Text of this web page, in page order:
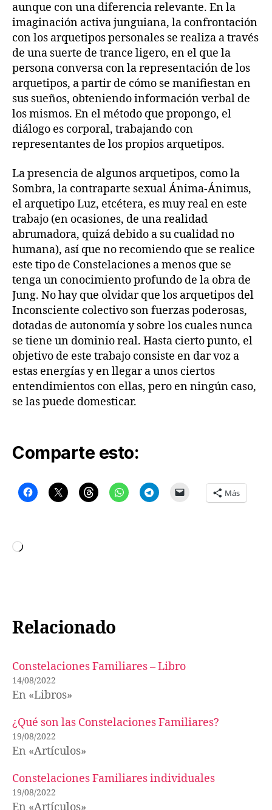
aunque con una diferencia relevante. En la
imaginación activa junguiana, la confrontación
con los arquetipos personales se realiza a través
de una suerte de trance ligero, en el que la
persona conversa con la representación de los
arquetipos, a partir de cómo se manifiestan en
sus sueños, obteniendo información verbal de
los mismos. En el método que propongo, el
diálogo es corporal, trabajando con
representantes de los propios arquetipos.
La presencia de algunos arquetipos, como la
Sombra, la contraparte sexual Ánima-Ánimus,
el arquetipo Luz, etcétera, es muy real en este
trabajo (en ocasiones, de una realidad
abrumadora, quizá debido a su cualidad no
humana), así que no recomiendo que se realice
este tipo de Constelaciones a menos que se
tenga un conocimiento profundo de la obra de
Jung. No hay que olvidar que los arquetipos del
Inconsciente colectivo son fuerzas poderosas,
dotadas de autonomía y sobre los cuales nunca
se tiene un dominio real. Hasta cierto punto, el
objetivo de este trabajo consiste en dar voz a
estas energías y en llegar a unos ciertos
entendimientos con ellas, pero en ningún caso,
se las puede domesticar.
Comparte esto:
Más
Relacionado
Constelaciones Familiares – Libro
14/08/2022
En «Libros»
¿Qué son las Constelaciones Familiares?
19/08/2022
En «Artículos»
Constelaciones Familiares individuales
19/08/2022